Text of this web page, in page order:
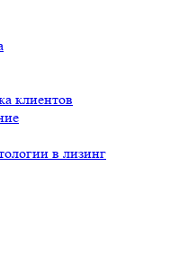
клиентов
в лизинг